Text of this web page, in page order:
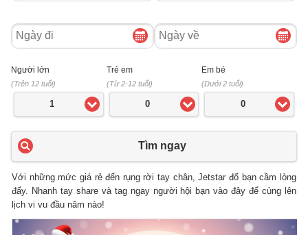
Ngày
đi
Ngày
về
Người lớn
(Trên 12 tuổi)
1
Trẻ em
(Từ 2-12 tuổi)
0
Em bé
(Dưới 2 tuổi)
0
Tìm ngay
Với những mức giá rẻ đến rụng rời tay chân, Jetstar đố bạn cầm lòng
đấy. Nhanh tay share và tag ngay người hội bạn vào đây để cùng lên
lịch vi vu đầu năm nào!